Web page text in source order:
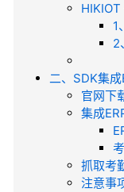
1
2
二、SDK集
官网下
集成
抓取考
注意事